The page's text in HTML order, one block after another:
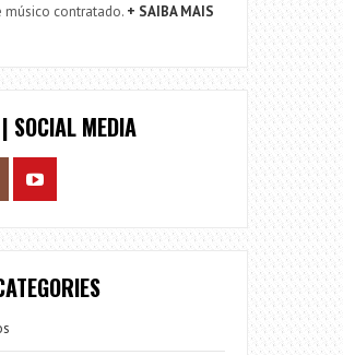
músico contratado. + SAIBA MAIS
SOCIAL MEDIA